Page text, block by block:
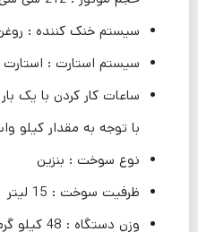
سیستم خنک کننده :
سیستم استارت :
با توجه به مقدار کیلو
نوع سوخت : بنزین
ظرفیت سوخت : 15 لیتر
وزن دستگاه : 48 کیلو گرم